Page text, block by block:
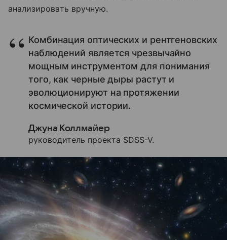
анализировать вручную.
Комбинация оптических и рентгеновских
наблюдений является чрезвычайно
мощным инструментом для понимания
того, как черные дыры растут и
эволюционируют на протяжении
космической истории.
Джуна Коллмайер
руководитель проекта SDSS-V.